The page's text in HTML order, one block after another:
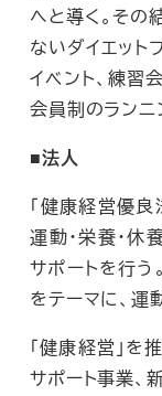
へと導く。その
ないダイエット
イベント、練習
会員制のランニ
■法人
「健康経営優良
運動・栄養・
サポートを行う
をテーマに、運
「健康経営」を
サポート事業、